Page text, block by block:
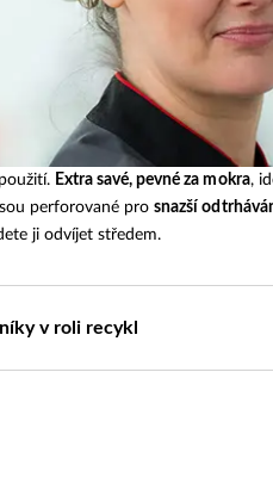
Extra savé, pevné za mokra,
perforované prosnazší
ji odvíjet středem.
v roli recykl